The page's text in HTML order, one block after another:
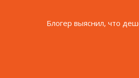
Блогер выяснил, что